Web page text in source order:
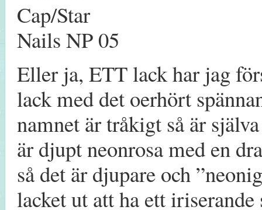
Eller ja, ETT lack har jag
lack med det oerhört
namnet är tråkigt så är
är djupt neonrosa med en
så det är djupare och
lacket ut att ha ett